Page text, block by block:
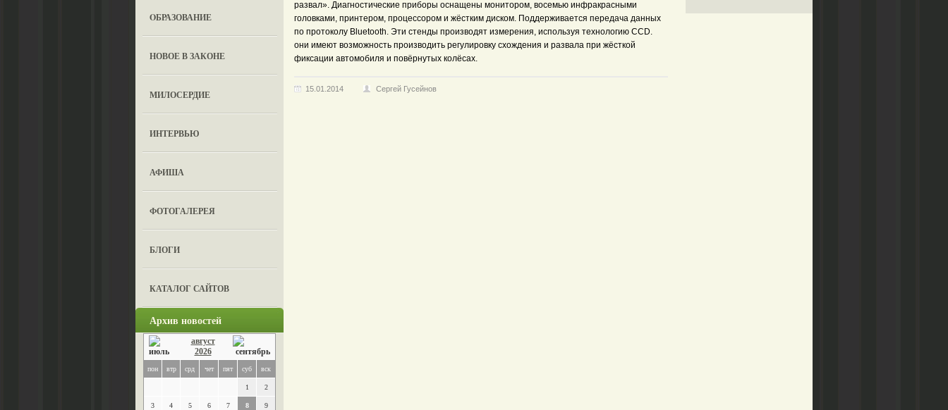
OБРАЗОВАНИЕ
НОВОЕ В ЗАКОНЕ
МИЛОСЕРДИЕ
ИНТЕРВЬЮ
АФИША
ФОТОГАЛЕРЕЯ
БЛОГИ
КАТАЛОГ САЙТОВ
Архив новостей
август
2026
пон втр срд чет пят суб вск
1 2
3 4 5 6 7 8 9
развал». Диагностические приборы оснащены монитором, восемью инфракрасными
головками, принтером, процессором и жёстким диском. Поддерживается передача данных
по протоколу Bluetooth. Эти стенды производят измерения, используя технологию CCD.
они имеют возможность производить регулировку схождения и развала при жёсткой
фиксации автомобиля и повёрнутых колёсах.
15.01.2014 Сергей Гусейнов